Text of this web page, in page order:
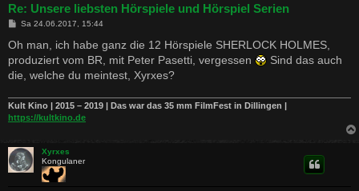
Re: Unsere liebsten Hörspiele und Hörspiel Serien
B
i
r
g
Sa 24.06.2017, 15:44
Oh man, ich habe ganz die 12 Hörspiele SHERLOCK HOLMES,
produziert vom BR, mit Peter Pasetti, vergessen
Sind das auch
die, welche du meintest, Xyrxes?
Kult Kino | 2015 – 2019 | Das war das 35 mm FilmFest in Dillingen |
https://kultkino.de
Xyrxes
Kongulaner